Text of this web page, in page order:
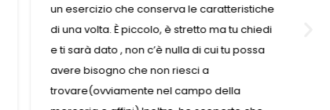
un esercizio che conserva le caratteristiche
di una volta. È piccolo, è stretto ma tu chiedi
e ti sarà dato , non c’è nulla di cui tu possa
avere bisogno che non riesci a
trovare(ovviamente nel campo della